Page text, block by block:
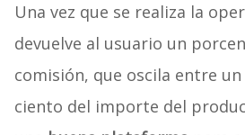
Una vez que se realiza la
devuelve al usuario un
comisión, que oscila entre
ciento del importe del